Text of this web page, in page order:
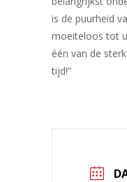
is de puurheid
moeiteloos tot
één van de
tijd!”